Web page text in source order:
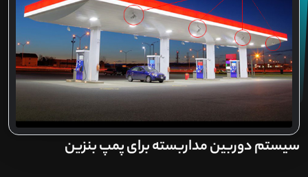
سیستم دوربین مداربسته برای پمپ بنزین